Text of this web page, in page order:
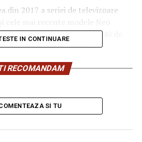
din 2017 a seriei de televizoare
vânzări cumulative de 40 de
în 2023, seria QLED a
cu dimensiuni de peste 75
de 2.500 de dolari. Compania a
cotă de piață de 60,5% în
IN CONTINUARE
RECOMANDAM
SI TU